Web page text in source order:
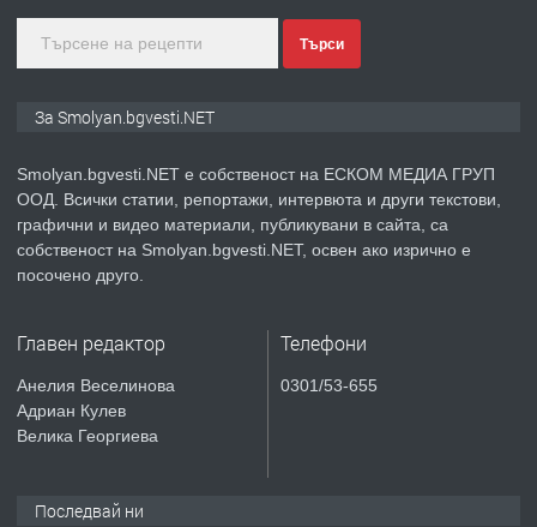
преди 2 години
ТЪРСИ Търсят се строителни работници
ПРЕДЛАГА
Търси
За Smolyan.bgvesti.NET
Smolyan.bgvesti.NET е собственост на ЕСКОМ МЕДИА ГРУП
ООД. Всички статии, репортажи, интервюта и други текстови,
графични и видео материали, публикувани в сайта, са
собственост на Smolyan.bgvesti.NET, освен ако изрично е
посочено друго.
Главен редактор
Анелия Веселинова
Адриан Кулев
Велика Георгиева
Телефони
0301/53-655
Последвай ни